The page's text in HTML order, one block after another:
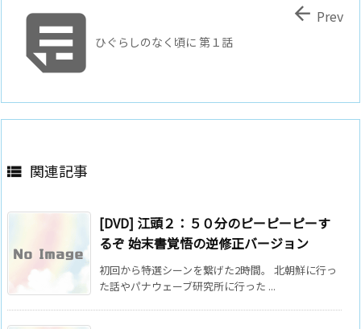
ひぐらしのなく頃に 第１話
 Prev
 関連記事
[DVD] 江頭２：５０分のピーピーピーす
るぞ 始末書覚悟の逆修正バージョン
初回から特選シーンを繋げた2時間。 北朝鮮に行っ
た話やパナウェーブ研究所に行った ...